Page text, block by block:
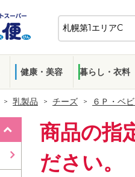
健康・美容 暮らし・衣料
乳製品 チーズ ６Ｐ・ベ
商品の指
ださい。